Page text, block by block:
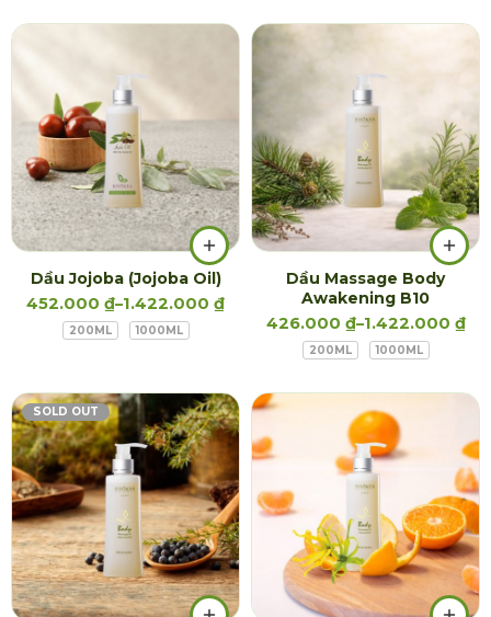
Dầu Jojoba (Jojoba Oil)
452.000 ₫–1.422.000 ₫
200ML 1000ML
Dầu Massage Body
Awakening B10
426.000 ₫–1.422.000 ₫
200ML 1000ML
SOLD OUT